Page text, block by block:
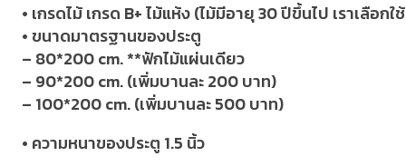
• เกรดไม้ เกรด B+ ไม้แห้ง (ไม้มีอายุ 30 ปีขึ้นไป เราเลือก
• ขนาดมาตรฐานของประตู
– 80*200 cm. **ฟักไม้แผ่นเดียว
– 90*200 cm. (เพิ่มบานละ 200 บาท)
– 100*200 cm. (เพิ่มบานละ 500 บาท)
• ความหนาของประตู 1.5 นิ้ว